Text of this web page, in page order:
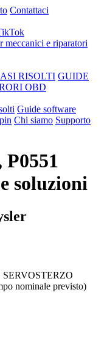
Contattaci
RISOLTI GUIDE
OBD
Guide software
Chi siamo Supporto
soluzioni
SERVOSTERZO
nominale previsto)